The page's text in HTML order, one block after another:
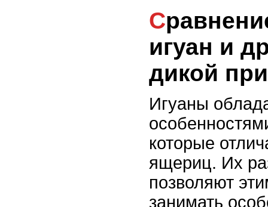
Сравнение поведения
игуан и
дикой
Игуаны
которые
ящериц. Их
позволяют
занимать